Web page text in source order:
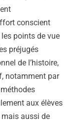
conscient
points de vue
préjugés
de l’histoire,
notamment par
aux élèves
mais aussi de